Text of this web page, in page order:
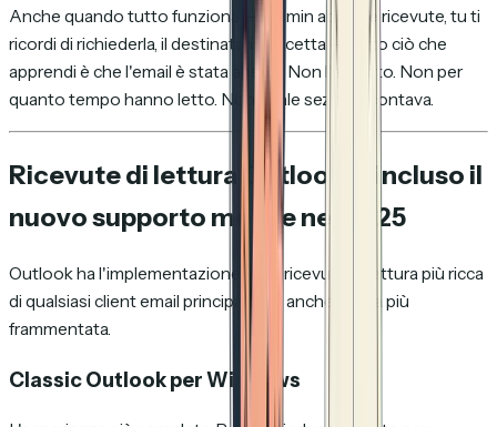
Anche quando tutto funziona — l'admin abilita le ricevute, tu ti
ricordi di richiederla, il destinatario accetta — tutto ciò che
apprendi è che l'email è stata aperta. Non l'allegato. Non per
quanto tempo hanno letto. Non quale sezione contava.
Ricevute di lettura Outlook — incluso il
nuovo supporto mobile nel 2025
Outlook ha l'implementazione delle ricevute di lettura più ricca
di qualsiasi client email principale. Ha anche quella più
frammentata.
Classic Outlook per Windows